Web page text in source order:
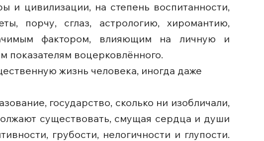
и цивилизации, на степень воспитанности,
порчу, сглаз, астрологию, хиромантию,
фактором, влияющим на личную и
воцерковлённого.
жизнь человека, иногда даже
государство, сколько ни изобличали,
существовать, смущая сердца и души
грубости, нелогичности и глупости.